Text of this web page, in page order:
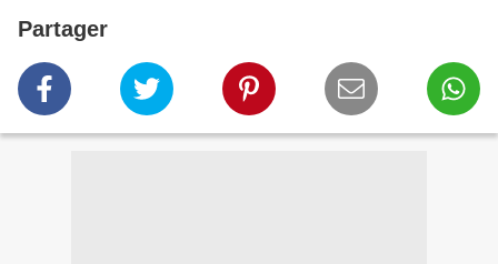
Partager